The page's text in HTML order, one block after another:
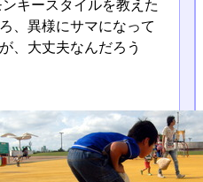
ンキースタイルを教えた
、異様にサマになって
、大丈夫なんだろう